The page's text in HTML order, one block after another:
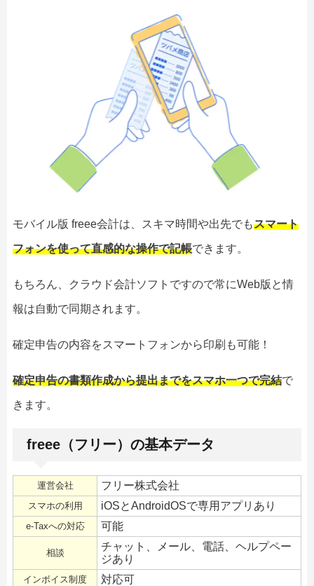
モバイル版 freee会計は、スキマ時間や出先でもスマート
フォンを使って直感的な操作で記帳できます。
もちろん、クラウド会計ソフトですので常にWeb版と情
報は自動で同期されます。
確定申告の内容をスマートフォンから印刷も可能！
確定申告の書類作成から提出までをスマホ一つで完結で
きます。
freee（フリー）の基本データ
運営会社 フリー株式会社
スマホの利用 iOSとAndroidOSで専用アプリあり
e-Taxへの対応 可能
相談
チャット、メール、電話、ヘルプペー
ジあり
インボイス制度 対応可